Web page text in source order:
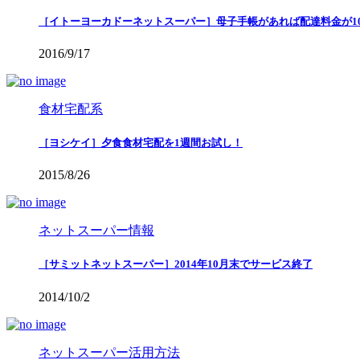
［イトーヨーカドーネットスーパー］母子手帳があれば配達料金が
2016/9/17
食材宅配系
［ヨシケイ］夕食食材宅配を1週間お試し！
2015/8/26
ネットスーパー情報
［サミットネットスーパー］2014年10月末でサービス終了
2014/10/2
ネットスーパー活用方法